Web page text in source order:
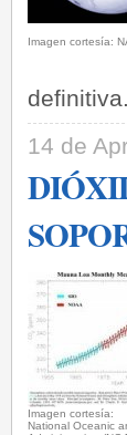
Imagen cortesía:
definitiva.
14 de
Imagen cortesía:
National Oceanic